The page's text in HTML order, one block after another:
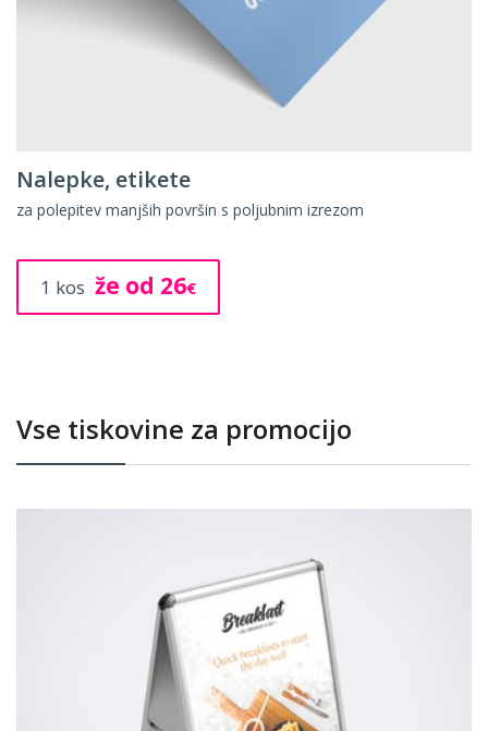
Nalepke, etikete
za polepitev manjših površin s poljubnim izrezom
1 kos že od 26€
Vse tiskovine za promocijo